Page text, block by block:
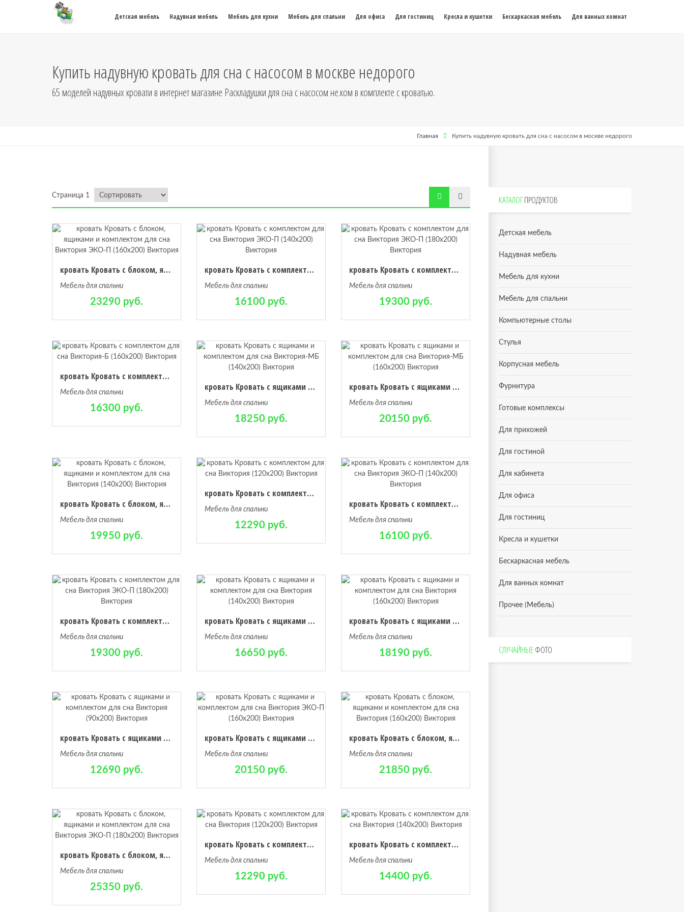
Детская мебель Надувная мебель Мебель для кухни Мебель для спальни Для офиса Для гостиниц Кресла и кушетки Бескаркасная мебель Для ванных комнат
Купить надувную кровать для сна с насосом в москве недорого
65 моделей надувных кровати в интернет магазине Раскладушки для сна с насосом не.ком в комплекте с кроватью.
Главная Купить надувную кровать для сна с насосом в москве недорого
Страница 1
кровать Кровать с блоком, ящиками и комплектом для сна Виктория ЭКО-П (160х200) Виктория
Мебель для спальни
23290 руб.
кровать Кровать с комплектом для сна Виктория ЭКО-П (140х200) Виктория
Мебель для спальни
16100 руб.
кровать Кровать с комплектом для сна Виктория ЭКО-П (180х200) Виктория
Мебель для спальни
19300 руб.
кровать Кровать с комплектом для сна Виктория-Б (160х200) Виктория
Мебель для спальни
16300 руб.
кровать Кровать с ящиками и комплектом для сна Виктория-МБ (140х200) Виктория
Мебель для спальни
18250 руб.
кровать Кровать с ящиками и комплектом для сна Виктория-МБ (160х200) Виктория
Мебель для спальни
20150 руб.
кровать Кровать с блоком, ящиками и комплектом для сна Виктория (140х200) Виктория
Мебель для спальни
19950 руб.
кровать Кровать с комплектом для сна Виктория (120х200) Виктория
Мебель для спальни
12290 руб.
кровать Кровать с комплектом для сна Виктория ЭКО-П (140х200) Виктория
Мебель для спальни
16100 руб.
кровать Кровать с комплектом для сна Виктория ЭКО-П (180х200) Виктория
Мебель для спальни
19300 руб.
кровать Кровать с ящиками и комплектом для сна Виктория (140х200) Виктория
Мебель для спальни
16650 руб.
кровать Кровать с ящиками и комплектом для сна Виктория (160х200) Виктория
Мебель для спальни
18190 руб.
кровать Кровать с ящиками и комплектом для сна Виктория (90х200) Виктория
Мебель для спальни
12690 руб.
кровать Кровать с ящиками и комплектом для сна Виктория ЭКО-П (160х200) Виктория
Мебель для спальни
20150 руб.
кровать Кровать с блоком, ящиками и комплектом для сна Виктория (160х200) Виктория
Мебель для спальни
21850 руб.
кровать Кровать с блоком, ящиками и комплектом для сна Виктория ЭКО-П (180х200) Виктория
Мебель для спальни
25350 руб.
кровать Кровать с комплектом для сна Виктория (120х200) Виктория
Мебель для спальни
12290 руб.
кровать Кровать с комплектом для сна Виктория (140х200) Виктория
Мебель для спальни
14400 руб.
КАТАЛОГПРОДУКТОВ
Детская мебель
Надувная мебель
Мебель для кухни
Мебель для спальни
Компьютерные столы
Стулья
Корпусная мебель
Фурнитура
Готовые комплексы
Для прихожей
Для гостиной
Для кабинета
Для офиса
Для гостиниц
Кресла и кушетки
Бескаркасная мебель
Для ванных комнат
Прочее (Мебель)
СЛУЧАЙНЫЕФОТО